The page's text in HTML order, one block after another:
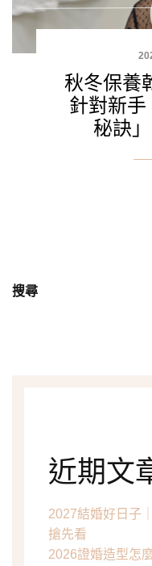
秋冬保養
針對新
秘訣
搜尋
近期文
2027結婚好日子
搶先看
2026證婚造型怎